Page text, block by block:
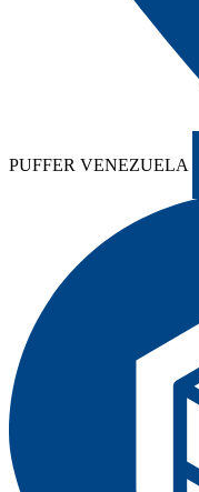
PUFFER VENEZUELA